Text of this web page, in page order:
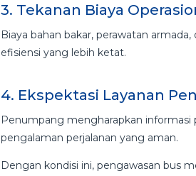
3. Tekanan Biaya
Biaya bahan bakar, perawatan
efisiensi yang lebih ketat.
4. Ekspektasi Layanan
Penumpang mengharapkan informasi
pengalaman perjalanan yang aman.
Dengan kondisi ini, pengawasan bus